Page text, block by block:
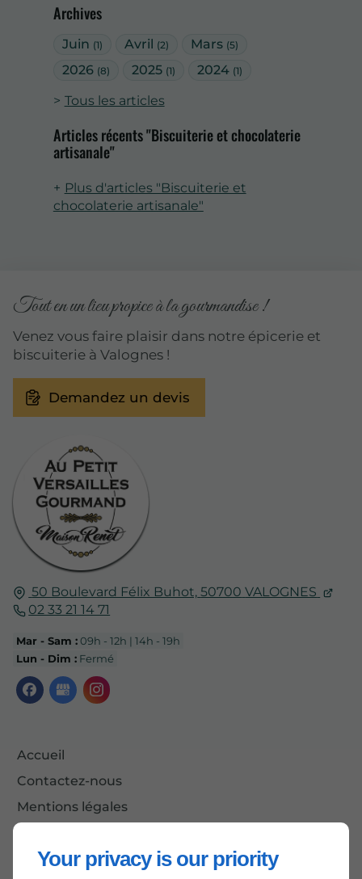
Your privacy is our priority
Archives
Juin (1) Avril (2) Mars (5)
2026 (8) 2025 (1) 2024 (1)
Tous les articles
Articles récents "Biscuiterie et chocolaterie
artisanale"
Plus d'articles "Biscuiterie et
chocolaterie artisanale"
50 Boulevard Félix Buhot, 50700 VALOGNES
02 33 21 14 71
Mar - Sam :09h - 12h | 14h - 19h
Lun - Dim : Fermé
Accueil
Contactez-nous
Mentions légales
Tout en un lieu propice à la gourmandise !
Venez vous faire plaisir dans notre épicerie et
biscuiterie à Valognes !
Demandez un devis